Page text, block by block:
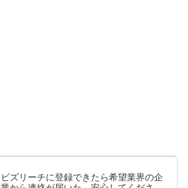
ビズリーチに登録できたら希望業界の企